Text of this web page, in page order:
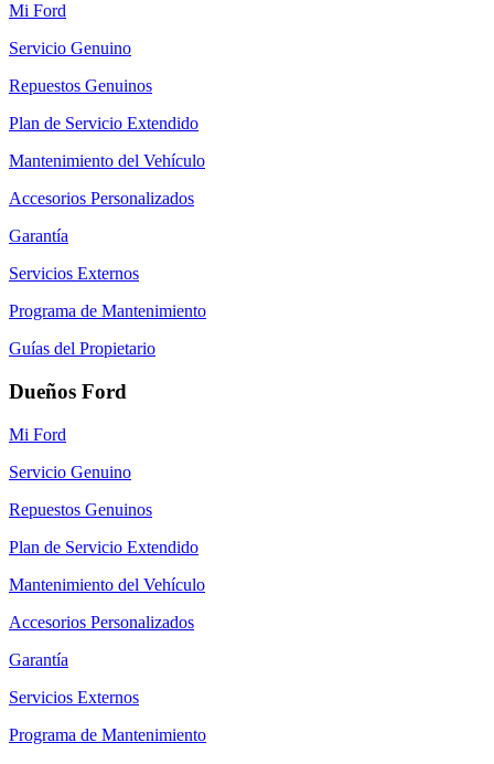
Mi Ford
Servicio Genuino
Repuestos Genuinos
Plan de Servicio Extendido
Mantenimiento del Vehículo
Accesorios Personalizados
Garantía
Servicios Externos
Programa de Mantenimiento
Guías del Propietario
Dueños Ford
Mi Ford
Servicio Genuino
Repuestos Genuinos
Plan de Servicio Extendido
Mantenimiento del Vehículo
Accesorios Personalizados
Garantía
Servicios Externos
Programa de Mantenimiento